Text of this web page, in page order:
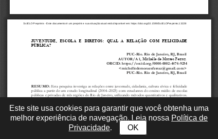
Este site usa cookies para garantir que você obtenha uma
melhor experiência de navegação. Leia nossa Política de
Privacidade. OK